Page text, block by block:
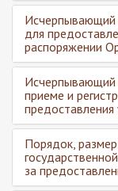
Исчерпывающий
для
распоряжении
Исчерпывающий
приеме и
предоставления
Порядок,
за